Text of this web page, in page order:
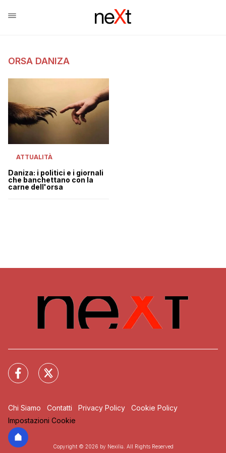
ORSA DANIZA
ATTUALITÀ
Daniza: i politici e i giornali
che banchettano con la
carne dell'orsa
Chi Siamo Contatti Privacy Policy
Cookie Policy
Impostazioni Cookie
Copyright © 2026 by Nexilia. All Rights Reserved